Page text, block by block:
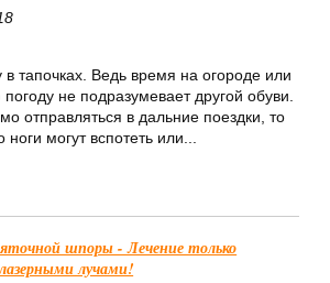
в тапочках. Ведь время на огороде или
не подразумевает другой обуви.
отправляться в дальние поездки, то
могут вспотеть или...
шпоры - Лечение только
лучами!